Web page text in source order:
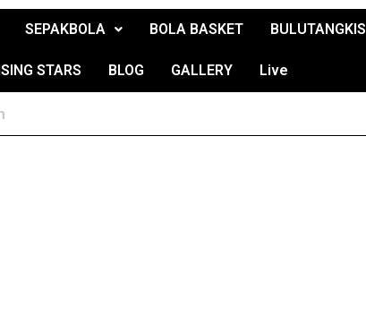
SEPAKBOLA BOLA BASKET BULUTANGKIS
STARS BLOG GALLERY Live